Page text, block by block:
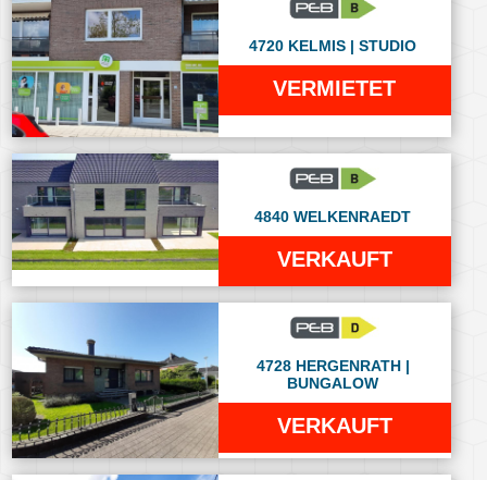
4720 KELMIS | STUDIO
VERMIETET
4840 WELKENRAEDT
VERKAUFT
4728 HERGENRATH |
BUNGALOW
VERKAUFT